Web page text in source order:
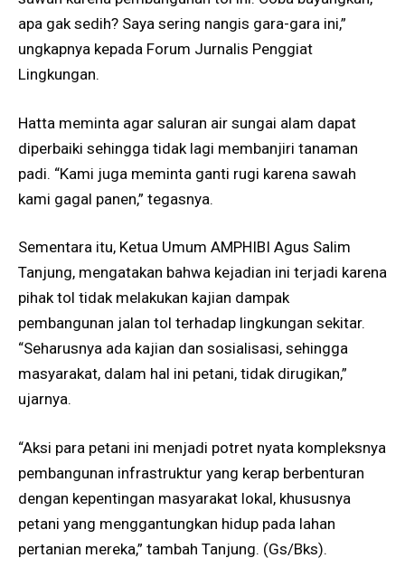
apa gak sedih? Saya sering nangis gara-gara ini,”
ungkapnya kepada Forum Jurnalis Penggiat
Lingkungan.
Hatta meminta agar saluran air sungai alam dapat
diperbaiki sehingga tidak lagi membanjiri tanaman
padi. “Kami juga meminta ganti rugi karena sawah
kami gagal panen,” tegasnya.
Sementara itu, Ketua Umum AMPHIBI Agus Salim
Tanjung, mengatakan bahwa kejadian ini terjadi karena
pihak tol tidak melakukan kajian dampak
pembangunan jalan tol terhadap lingkungan sekitar.
“Seharusnya ada kajian dan sosialisasi, sehingga
masyarakat, dalam hal ini petani, tidak dirugikan,”
ujarnya.
“Aksi para petani ini menjadi potret nyata kompleksnya
pembangunan infrastruktur yang kerap berbenturan
dengan kepentingan masyarakat lokal, khususnya
petani yang menggantungkan hidup pada lahan
pertanian mereka,” tambah Tanjung. (Gs/Bks).